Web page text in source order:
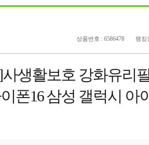
상품번호 : 6586478 랭킹
생활보호 강화유리
폰16 삼성 갤럭시 아